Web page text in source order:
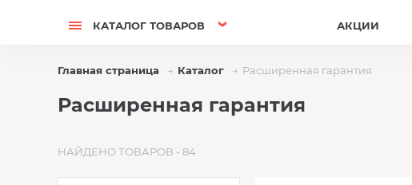
КАТАЛОГ ТОВАРОВ АКЦИИ
Главная страница Каталог Расширенная гарантия
Расширенная гарантия
НАЙДЕНО ТОВАРОВ - 84